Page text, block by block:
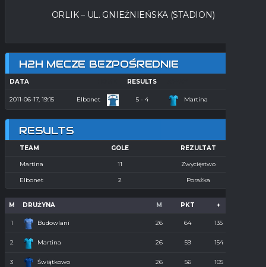
ORLIK – UL. GNIEŹNIEŃSKA (STADION)
H2H MECZE BEZPOŚREDNIE
DATA RESULTS
2011-06-17, 19:15 Elbonet 5 - 4 Martina
RESULTS
TEAM GOLE REZULTAT
Martina 11 Zwycięstwo
Elbonet 2 Porażka
M DRUŻYNA M PKT +
1 Budowlani 26 64 135
2 Martina 26 59 154
3 Świątkowo 26 56 105